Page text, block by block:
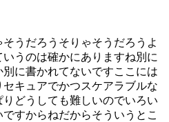
うだろうそりゃそうだろうよ
うのは確かにありますね別に
に書かれてないですここには
キュアでかつスケアラブルな
どうしても難しいのでいろい
すからねだからそういうとこ